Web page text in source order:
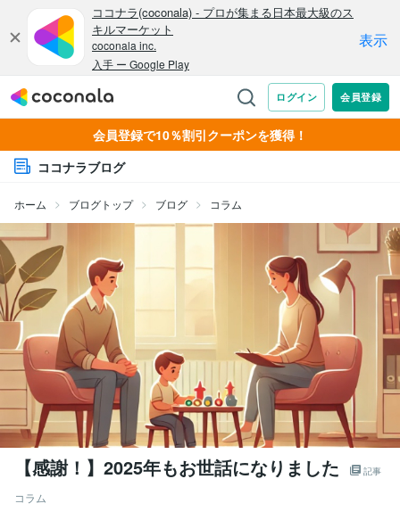
会員登録で10％割引クーポンを獲得！
ココナラブログ
ホーム ブログトップ ブログ コラム
【感謝！】2025年もお世話になりました 記事
コラム